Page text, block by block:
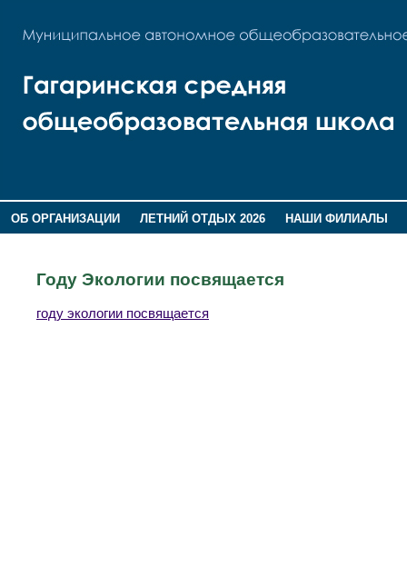
ОБ ОРГАНИЗАЦИИ ЛЕТНИЙ ОТДЫХ 2026
НАШИ ФИЛИАЛЫ
Году Экологии посвящается
году экологии посвящается